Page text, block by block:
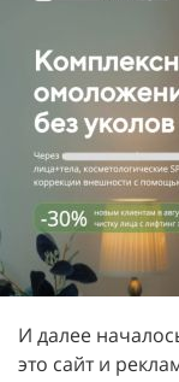
И далее
это сайт и